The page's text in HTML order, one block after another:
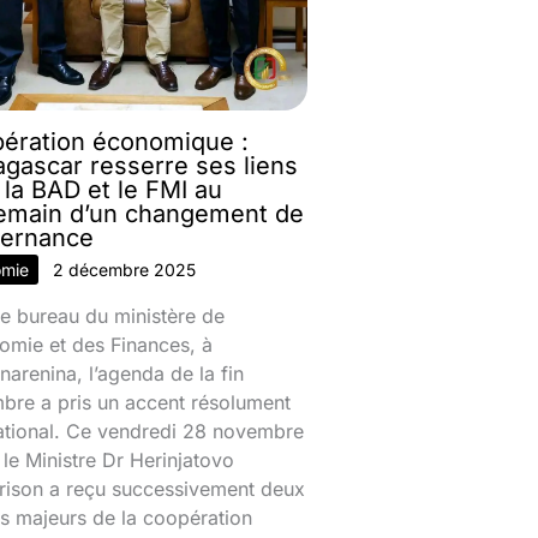
économique :
resserre ses liens
BAD et le FMI au
d’un changement de
2 décembre 2025
bureau du ministère de
et des Finances, à
l’agenda de la fin
a pris un accent résolument
Ce vendredi 28 novembre
Ministre Dr Herinjatovo
a reçu successivement deux
majeurs de la coopération